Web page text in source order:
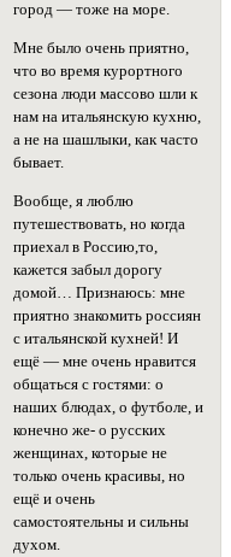
город — тоже на море.
Мне было очень приятно,
что во время курортного
сезона люди массово шли к
нам на итальянскую кухню,
а не на шашлыки, как часто
бывает.
Вообще, я люблю
путешествовать, но когда
приехал в Россию,то,
кажется забыл дорогу
домой… Признаюсь: мне
приятно знакомить россиян
с итальянской кухней! И
ещё — мне очень нравится
общаться с гостями: о
наших блюдах, о футболе, и
конечно же- о русских
женщинах, которые не
только очень красивы, но
ещё и очень
самостоятельны и сильны
духом.